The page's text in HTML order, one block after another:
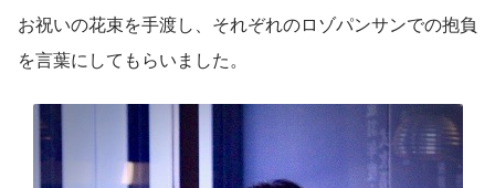
お祝いの花束を手渡し、それぞれのロゾパンサンでの抱負
を言葉にしてもらいました。